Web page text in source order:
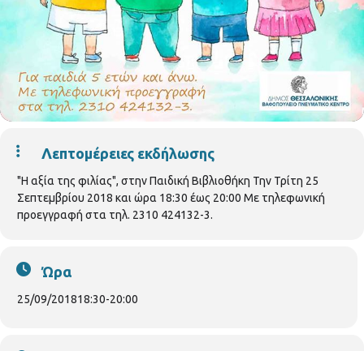
Λεπτομέρειες εκδήλωσης
"Η αξία της φιλίας", στην Παιδική Βιβλιοθήκη Την Τρίτη 25
Σεπτεμβρίου 2018 και ώρα 18:30 έως 20:00 Με τηλεφωνική
προεγγραφή στα τηλ. 2310 424132-3.
Ώρα
25/09/201818:30-20:00